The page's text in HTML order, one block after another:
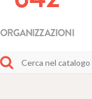
ORGANIZZAZIONI